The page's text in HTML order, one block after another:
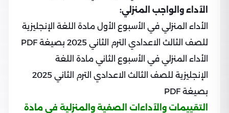
الآداء والواجب المنزلي:
الأداء المنزلي في الأسبوع الأول مادة اللغة الإنجليزية
للصف الثالث الاعدادي الترم الثاني 2025 بصيغة PDF
الأداء المنزلي في الأسبوع الثاني مادة اللغة
الإنجليزية للصف الثالث الاعدادي الترم الثاني 2025
بصيغة PDF
التقييمات والآداءات الصفية والمنزلية في مادة